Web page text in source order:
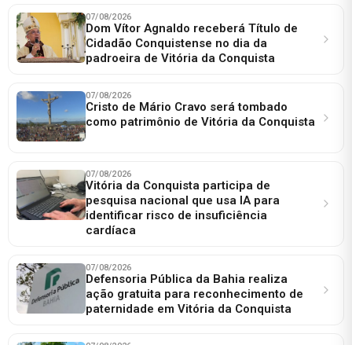
07/08/2026
Dom Vítor Agnaldo receberá Título de
Cidadão Conquistense no dia da
padroeira de Vitória da Conquista
07/08/2026
Cristo de Mário Cravo será tombado
como patrimônio de Vitória da Conquista
07/08/2026
Vitória da Conquista participa de
pesquisa nacional que usa IA para
identificar risco de insuficiência
cardíaca
07/08/2026
Defensoria Pública da Bahia realiza
ação gratuita para reconhecimento de
paternidade em Vitória da Conquista